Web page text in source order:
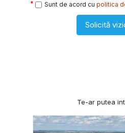
Sunt de acord cu politica
Solicită
Te-ar putea